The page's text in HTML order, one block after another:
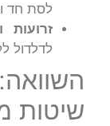
לסת חד
זרועות
לדלדול
שיטות